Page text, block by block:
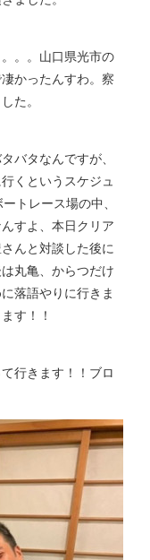
。。山口県光市の
かったんすわ。察
た。
バタなんですが、
くというスケジュ
トレース場の中、
すよ、本日クリア
んと対談した後に
丸亀、からつだけ
落語やりに行きま
す！！
行きます！！ブロ